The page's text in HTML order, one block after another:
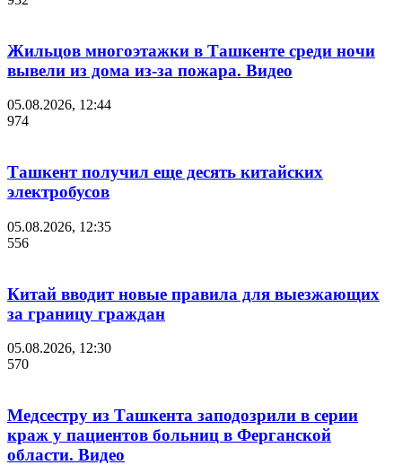
Жильцов многоэтажки в Ташкенте среди ночи
вывели из дома из-за пожара. Видео
05.08.2026, 12:44
974
Ташкент получил еще десять китайских
электробусов
05.08.2026, 12:35
556
Китай вводит новые правила для выезжающих
за границу граждан
05.08.2026, 12:30
570
Медсестру из Ташкента заподозрили в серии
краж у пациентов больниц в Ферганской
области. Видео